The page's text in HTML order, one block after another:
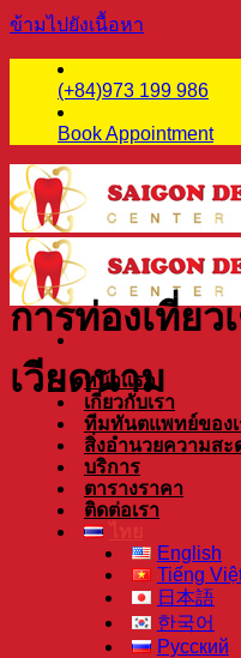
ข้ามไปยังเนื้อหา
(+84)973 199 986
Book Appointment
หน้าแรก
เกี่ยวกับเรา
ทีมทันตแพทย์ของเ
สิ่งอำนวยความสะ
บริการ
ตารางราคา
ติดต่อเรา
English
Tiếng
日本語
한국어
Русский
การท่องเที่ย
เวียดนาม